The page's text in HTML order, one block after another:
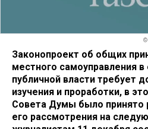
©
Законопроект об общих
местного самоуправления
публичной власти требует
изучения и проработки, в
Совета Думы было принято
его рассмотрения на